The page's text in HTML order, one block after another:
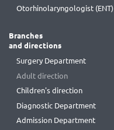
Otorhinolaryngologist (ENT)
Branches
and directions
Surgery Department
Adult direction
Children's direction
Diagnostic Department
Admission Department